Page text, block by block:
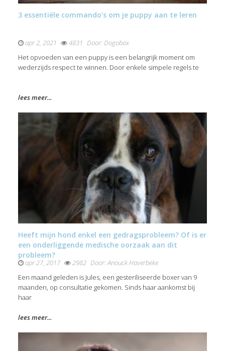
3 essentiële commando’s om je puppy aan te leren
apr 2, 2021 4831 Door:Dogobox
Het opvoeden van een puppy is een belangrijk moment om
wederzijds respect te winnen. Door enkele simpele regels te
lees meer...
Heeft mijn hond enkel een gedragsprobleem? Of is er
een onderliggende medische oorzaak aan dit
probleem?
apr 27, 2017 2982 Door:Anouck Haverbeke
Een maand geleden is Jules, een gesteriliseerde boxer van 9
maanden, op consultatie gekomen. Sinds haar aankomst bij
haar
lees meer...